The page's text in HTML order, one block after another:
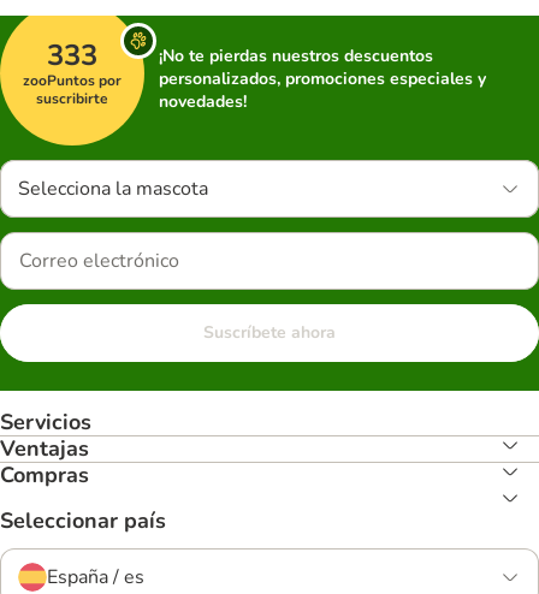
333
zooPuntos por
suscribirte
¡No te pierdas nuestros descuentos
personalizados, promociones especiales y
novedades!
Selecciona la mascota
Suscríbete ahora
Servicios
Ventajas
Compras
Seleccionar país
España / es